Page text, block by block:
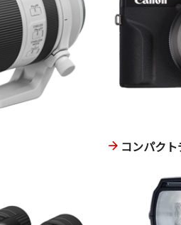
コンパク